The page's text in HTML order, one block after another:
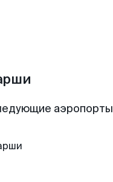
аэропорты